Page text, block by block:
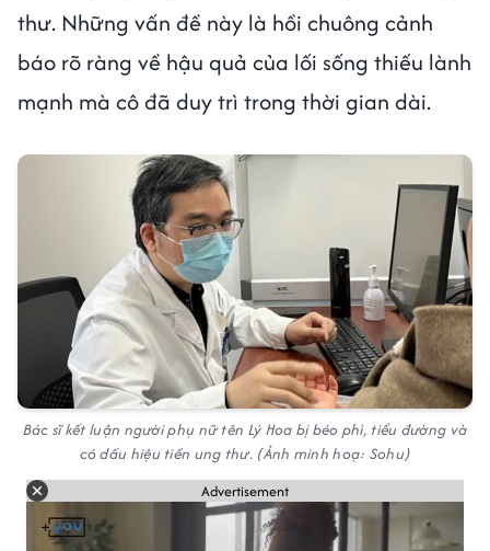
thư. Những vấn đề này là hồi chuông cảnh
báo rõ ràng về hậu quả của lối sống thiếu lành
mạnh mà cô đã duy trì trong thời gian dài.
Bác sĩ kết luận người phụ nữ tên Lý Hoa bị béo phì, tiểu đường và
có dấu hiệu tiền ung thư. (Ảnh minh hoạ: Sohu)
Advertisement